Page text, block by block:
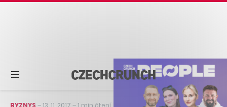
BYZNYS –13. 11. 2017 –1 min čtení